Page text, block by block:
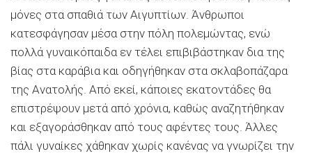
μόνες στα σπαθιά των Αιγυπτίων. Άνθρωποι
κατεσφάγησαν μέσα στην πόλη πολεμώντας, ενώ
πολλά γυναικόπαιδα εν τέλει επιβιβάστηκαν δια της
βίας στα καράβια και οδηγήθηκαν στα σκλαβοπάζαρα
της Ανατολής. Από εκεί, κάποιες εκατοντάδες θα
επιστρέψουν μετά από χρόνια, καθώς αναζητήθηκαν
και εξαγοράσθηκαν από τους αφέντες τους. Άλλες
πάλι γυναίκες χάθηκαν χωρίς κανένας να γνωρίζει την